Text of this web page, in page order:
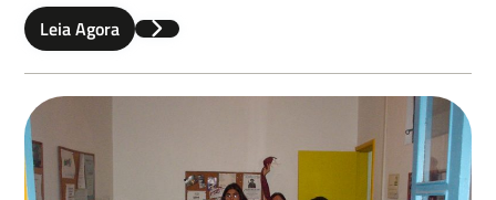
Leia Agora